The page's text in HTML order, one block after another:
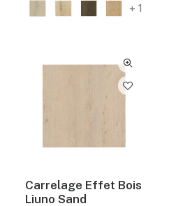
+ 1
Carrelage Effet Bois
Liuno Sand